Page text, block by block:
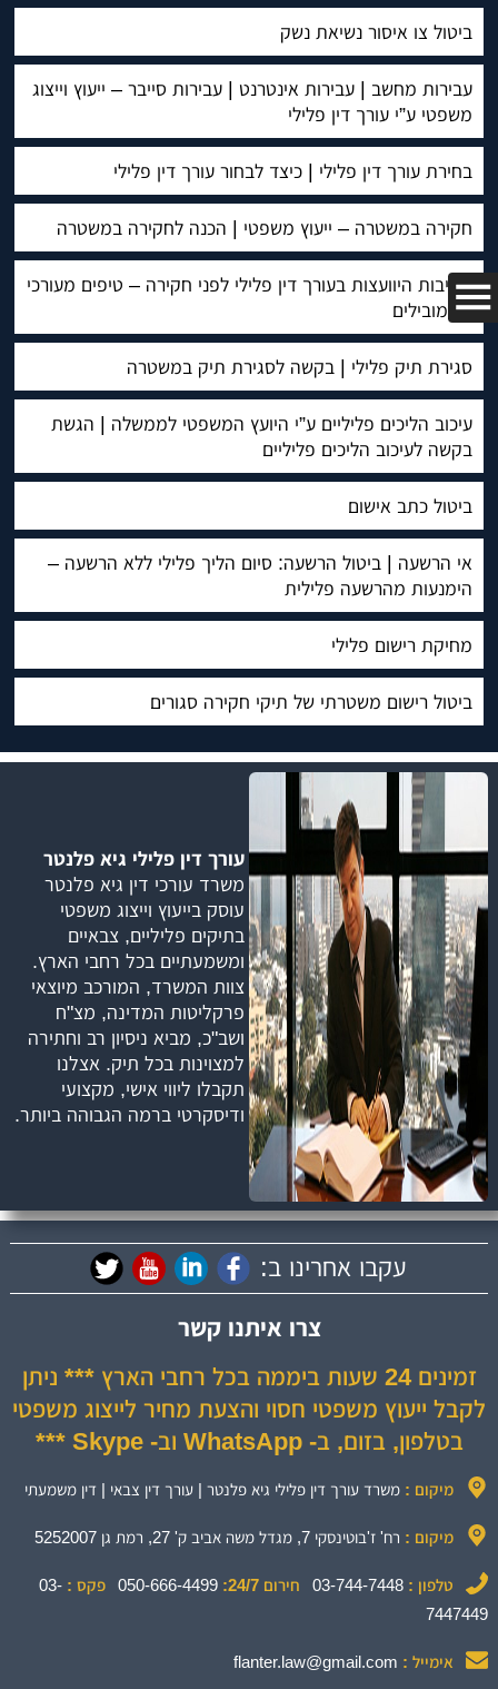
ביטול צו איסור נשיאת נשק
עבירות מחשב | עבירות אינטרנט | עבירות סייבר – ייעוץ וייצוג
משפטי ע”י עורך דין פלילי
בחירת עורך דין פלילי | כיצד לבחור עורך דין פלילי
חקירה במשטרה – ייעוץ משפטי | הכנה לחקירה במשטרה
חשיבות היוועצות בעורך דין פלילי לפני חקירה – טיפים מעורכי
דין מובילים
סגירת תיק פלילי | בקשה לסגירת תיק במשטרה
עיכוב הליכים פליליים ע”י היועץ המשפטי לממשלה | הגשת
בקשה לעיכוב הליכים פליליים
ביטול כתב אישום
אי הרשעה | ביטול הרשעה: סיום הליך פלילי ללא הרשעה –
הימנעות מהרשעה פלילית
מחיקת רישום פלילי
ביטול רישום משטרתי של תיקי חקירה סגורים
עורך דין פלילי גיא פלנטר
משרד עורכי דין גיא פלנטר
עוסק בייעוץ וייצוג משפטי
בתיקים פליליים, צבאיים
ומשמעתיים בכל רחבי הארץ.
צוות המשרד, המורכב מיוצאי
פרקליטות המדינה, מצ"ח
ושב"כ, מביא ניסיון רב וחתירה
למצוינות בכל תיק. אצלנו
תקבלו ליווי אישי, מקצועי
ודיסקרטי ברמה הגבוהה ביותר.
עקבו אחרינו ב:
צרו איתנו קשר
זמינים 24 שעות ביממה בכל רחבי הארץ *** ניתן
לקבל ייעוץ משפטי חסוי והצעת מחיר לייצוג משפטי
בטלפון, בזום, ב- WhatsApp וב- Skype ***
מיקום : משרד עורך דין פלילי גיא פלנטר | עורך דין צבאי | דין משמעתי
מיקום : רח' ז'בוטינסקי 7, מגדל משה אביב ק' 27, רמת גן 5252007
טלפון : 03-744-7448 חירום 24/7: 050-666-4499 פקס : 03-
7447449
אימייל : flanter.law@gmail.com